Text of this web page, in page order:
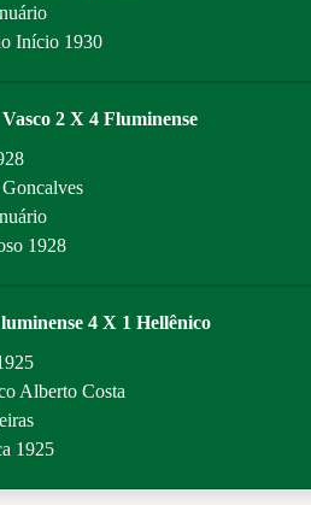
Início 1930
Vasco 2 X 4 Fluminense
1928
4 X 1 Hellênico
Alberto Costa
1925